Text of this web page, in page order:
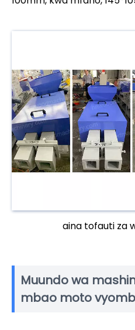
aina tofauti za
Muundo wa
mbao moto